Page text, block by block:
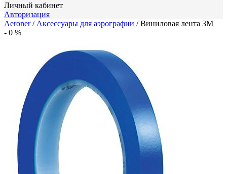
Личный кабинет
Авторизация
Aeroner/ Аксессуары для аэрографии /Виниловая лента 3M
- 0 %